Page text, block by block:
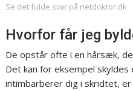
Se det fulde svar på netdoktor.dk
Hvorfor får jeg
De opstår ofte i en hårsæk,
Det kan for eksempel
intimbarberer dig i skridtet,